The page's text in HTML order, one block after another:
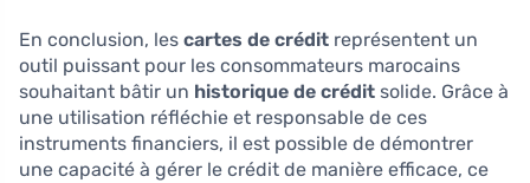
En conclusion, les cartes de crédit représentent un
outil puissant pour les consommateurs marocains
souhaitant bâtir un historique de crédit solide. Grâce à
une utilisation réfléchie et responsable de ces
instruments financiers, il est possible de démontrer
une capacité à gérer le crédit de manière efficace, ce